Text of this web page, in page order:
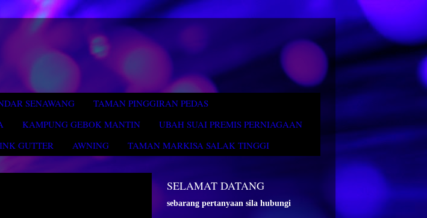
SENAWANG
TAMAN PINGGIRAN PEDAS
KAMPUNG GEBOK MANTIN
UBAH SUAI PREMIS PERNIAGAAN
GUTTER AWNING TAMAN MARKISA SALAK TINGGI
SELAMAT DATANG
sebarang pertanyaan sila hubungi